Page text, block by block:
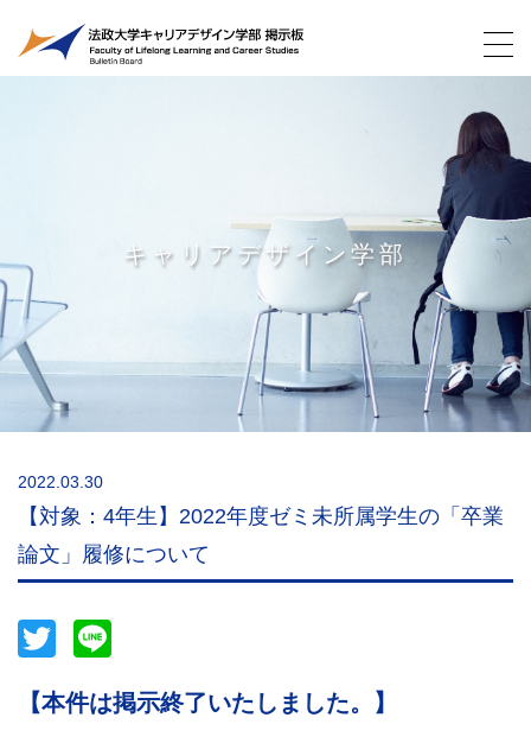
キャリアデザイン学部
2022.03.30
【対象：4年生】2022年度ゼミ未所属学生の「卒業
論文」履修について
Twitter
【本件は掲示終了いたしました。】